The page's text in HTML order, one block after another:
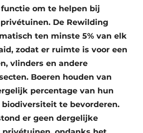
om te helpen bij
privétuinen. De Rewilding
ten minste 5% van elk
zodat er ruimte is voor een
vlinders en andere
Boeren houden van
percentage van hun
te bevorderen.
er geen dergelijke